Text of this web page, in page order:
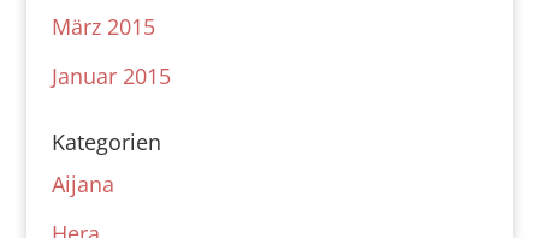
März 2015
Januar 2015
Kategorien
Aijana